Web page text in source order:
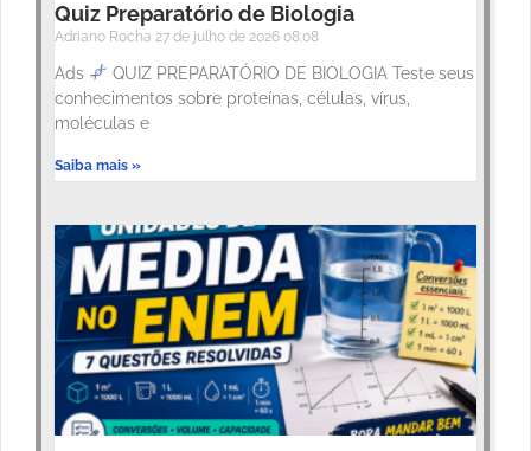
Quiz Preparatório de Biologia
Adriano Rocha 27 de julho de 2026 08:08
Ads
QUIZ PREPARATÓRIO DE BIOLOGIA Teste seus
conhecimentos sobre proteínas, células, vírus,
moléculas e
Saiba mais »